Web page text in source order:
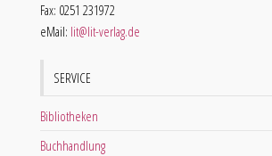
Fax: 0251 231972
eMail: lit@lit-verlag.de
SERVICE
Bibliotheken
Buchhandlung